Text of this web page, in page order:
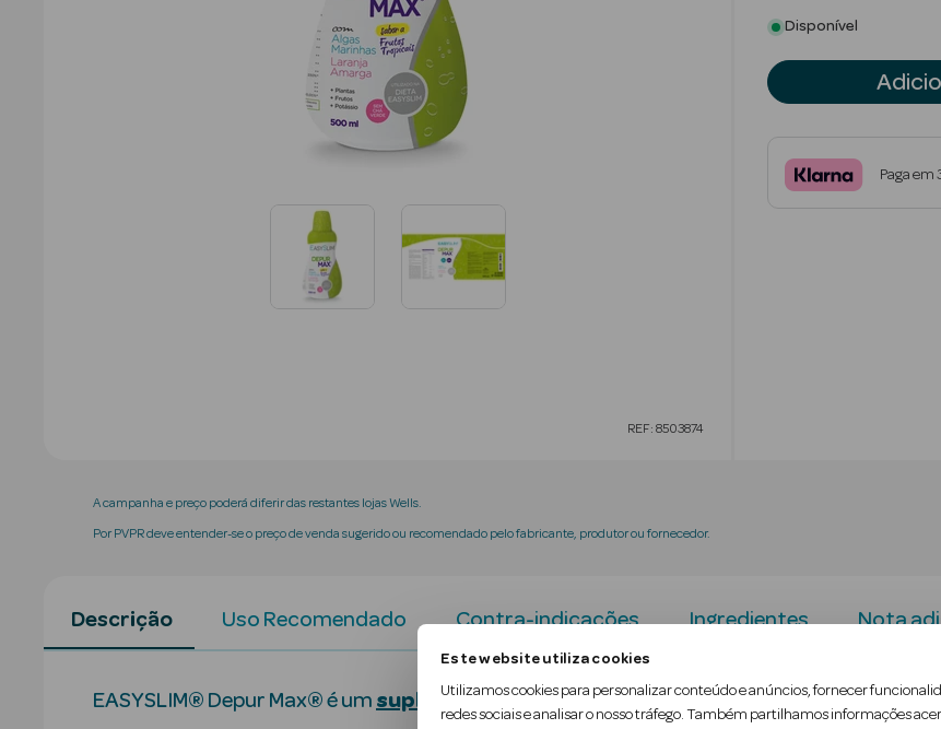
Este website utiliza cookies
Utilizamos cookies para personalizar conteúdo e anúncios, fornecer
redes sociais e analisar o nosso tráfego. Também partilhamos informações
REF: 8503874
Disponível
Paga em
A campanha e preço poderá diferir das restantes lojas Wells.
Por PVPR deve entender-se o preço de venda sugerido ou recomendado pelo fabricante, produtor ou fornecedor.
Descrição Uso Recomendado Contra-indicações Ingredientes Nota
EASYSLIM® Depur Max® é um suplemento alimentar.